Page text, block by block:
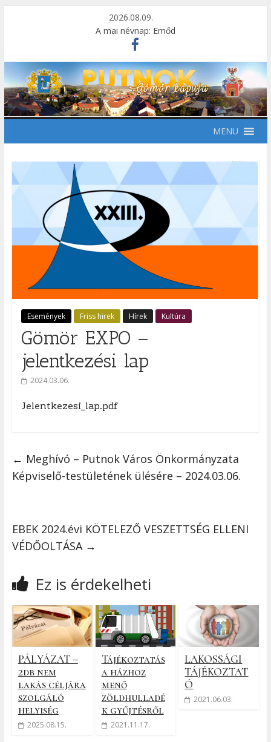
2026.08.09.
A mai névnap: Emőd
MENU
Események Friss hirek Hírek Kultúra
Gömör EXPO –
jelentkezési lap
2024.03.06.
Jelentkezesi_lap.pdf
← Meghívó – Putnok Város Önkormányzata
Képviselő-testületének ülésére – 2024.03.06.
EBEK 2024.évi KÖTELEZŐ VESZETTSÉG ELLENI
VÉDŐOLTÁSA →
Ez is érdekelheti
PÁLYÁZAT –
2db nem
lakás céljára
szolgáló
helyiség
2025.08.15.
Tájékoztatás
a házhoz
menő
zöldhulladé
k gyűjtésről
2021.11.17.
LAKOSSÁGI
TÁJÉKOZTAT
Ó
2021.06.03.